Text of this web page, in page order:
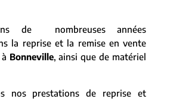
de nombreuses années
la reprise et la remise en vente
Bonneville, ainsi que de matériel
nos prestations de reprise et